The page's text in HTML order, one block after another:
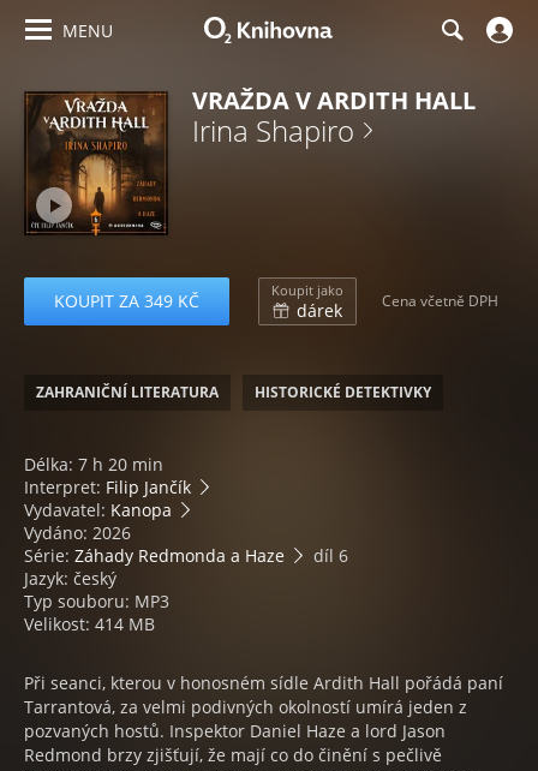
MENU
VRAŽDA V ARDITH HALL
Irina Shapiro
KOUPIT ZA 349 KČ Koupit jako
dárek Cena včetně DPH
ZAHRANIČNÍ LITERATURA HISTORICKÉ DETEKTIVKY
Délka: 7 h 20 min
Interpret: Filip Jančík
Vydavatel: Kanopa
Vydáno: 2026
Série: Záhady Redmonda a Haze
díl 6
Jazyk: český
Typ souboru: MP3
Velikost: 414 MB
Při seanci, kterou v honosném sídle Ardith Hall pořádá paní
Tarrantová, za velmi podivných okolností umírá jeden z
pozvaných hostů. Inspektor Daniel Haze a lord Jason
Redmond brzy zjišťují, že mají co do činění s pečlivě